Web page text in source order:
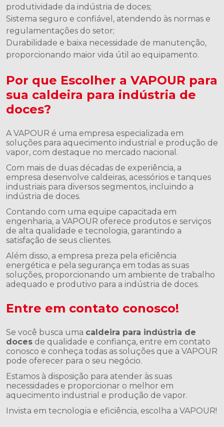
produtividade da indústria de doces;
Sistema seguro e confiável, atendendo às normas e
regulamentações do setor;
Durabilidade e baixa necessidade de manutenção,
proporcionando maior vida útil ao equipamento.
Por que Escolher a VAPOUR para
sua caldeira para indústria de
doces?
A VAPOUR é uma empresa especializada em
soluções para aquecimento industrial e produção de
vapor, com destaque no mercado nacional.
Com mais de duas décadas de experiência, a
empresa desenvolve caldeiras, acessórios e tanques
industriais para diversos segmentos, incluindo a
indústria de doces.
Contando com uma equipe capacitada em
engenharia, a VAPOUR oferece produtos e serviços
de alta qualidade e tecnologia, garantindo a
satisfação de seus clientes.
Além disso, a empresa preza pela eficiência
energética e pela segurança em todas as suas
soluções, proporcionando um ambiente de trabalho
adequado e produtivo para a indústria de doces.
Entre em contato conosco!
Se você busca uma caldeira para indústria de
doces de qualidade e confiança, entre em contato
conosco e conheça todas as soluções que a VAPOUR
pode oferecer para o seu negócio.
Estamos à disposição para atender às suas
necessidades e proporcionar o melhor em
aquecimento industrial e produção de vapor.
Invista em tecnologia e eficiência, escolha a VAPOUR!